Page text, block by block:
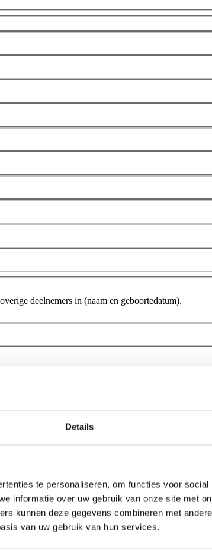
Details
te personaliseren, om functies voor
informatie over uw gebruik van onze site met
kunnen deze gegevens combineren met
van uw gebruik van hun services.
deelnemers in (naam en geboortedatum).
Annuleringsverzekering
Ja Nee
Cycletours BV (KvK 33235365) en geeft u aan